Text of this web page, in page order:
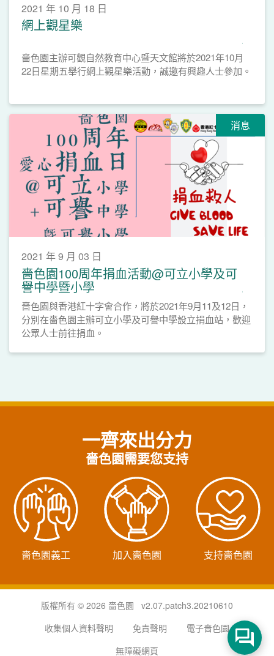
2021 年 10 月 18 日
網上觀星樂
嗇色園主辦可觀自然教育中心暨天文館將於2021年10月
22日星期五舉行網上觀星樂活動，誠邀有興趣人士參加。
消息
2021 年 9 月 03 日
嗇色園100周年捐血活動@可立小學及可
譽中學暨小學
嗇色園與香港紅十字會合作，將於2021年9月11及12日，
分別在嗇色園主辦可立小學及可譽中學設立捐血站，歡迎
公眾人士前往捐血。
一齊來出分力
嗇色園需要您支持
嗇色園義工 加入嗇色園 支持嗇色園
版權所有 © 2026 嗇色園 v2.07.patch3.20210610
收集個人資料聲明
免責聲明
電子嗇色園
無障礙網頁